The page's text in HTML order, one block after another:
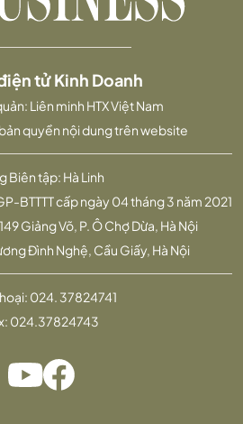
Biên tập: Hà Linh
BTTTT cấp ngày 04 tháng 3 năm 2021
Giảng Võ, P. Ô Chợ Dừa, Hà Nội
Đình Nghệ, Cầu Giấy, Hà Nội
tử Kinh Doanh
Liên minh HTX Việt Nam
quyền nội dung trên website
024. 37824741
024.37824743